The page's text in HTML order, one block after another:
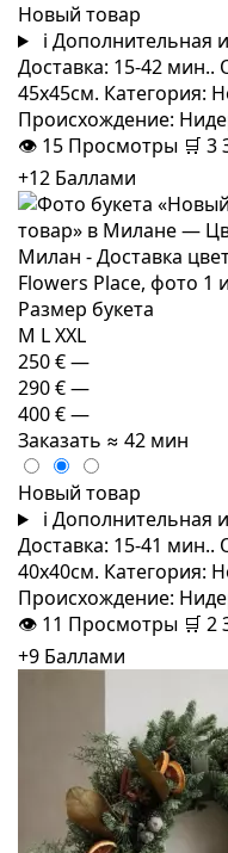
Новый товар
i Дополнительная
Доставка: 15-42 мин..
45x45см. Категория:
Происхождение:
👁 15 Просмотры 🛒 3
+12 Баллами
Размер букета
M LXXL
250 €—
290 €—
400 €—
Заказать ≈ 42 мин
Новый товар
i Дополнительная
Доставка: 15-41 мин..
40x40см. Категория:
Происхождение:
👁 11 Просмотры 🛒 2
+9 Баллами